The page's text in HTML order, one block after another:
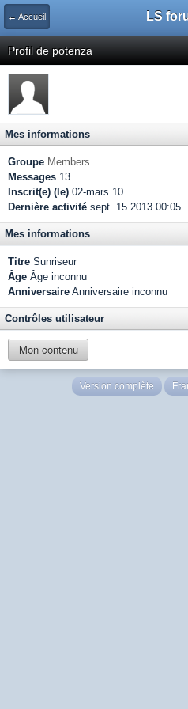
← Accueil LS
Profil de potenza
Mes informations
Groupe Members
Messages 13
Inscrit(e) (le) 02-mars 10
Dernière activité sept. 15 2013 00:05
Mes informations
Titre Sunriseur
Âge Âge inconnu
Anniversaire Anniversaire inconnu
Contrôles utilisateur
Mon contenu
Version complète